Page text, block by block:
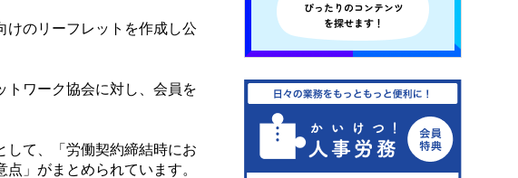
けのリーフレットを作成し公
トワーク協会に対し、会員を
して、「労働契約締結時にお
」がまとめられています。